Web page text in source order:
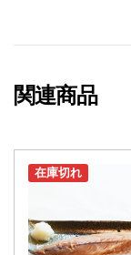
関連商品
在庫切れ